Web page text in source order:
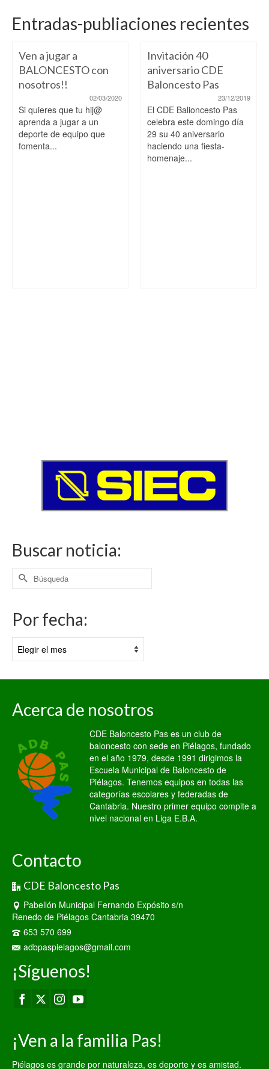
Entradas-publiaciones recientes
Ven a jugar a
BALONCESTO con
nosotros!!
02/03/2020
Si quieres que tu hij@
aprenda a jugar a un
deporte de equipo que
fomenta...
Invitación 40
aniversario CDE
Baloncesto Pas
23/12/2019
El CDE Balioncesto Pas
celebra este domingo día
29 su 40 aniversario
haciendo una fiesta-
homenaje...
Buscar noticia:
Buscar
por:
Por fecha:
fecha:
Acerca de nosotros
CDE Baloncesto Pas es un club de
baloncesto con sede en Piélagos, fundado
en el año 1979, desde 1991 dirigimos la
Escuela Municipal de Baloncesto de
Piélagos. Tenemos equipos en todas las
categorías escolares y federadas de
Cantabria. Nuestro primer equipo compite a
nivel nacional en Liga E.B.A.
Contacto
CDE Baloncesto Pas
Pabellón Municipal Fernando Expósito s/n
Renedo de Piélagos Cantabria 39470
653 570 699
adbpaspielagos@gmail.com
¡Síguenos!
¡Ven a la familia Pas!
Piélagos es grande por naturaleza, es deporte y es amistad.